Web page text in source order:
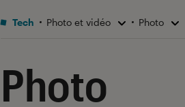
Tech Photo et vidéo Photo
Photo